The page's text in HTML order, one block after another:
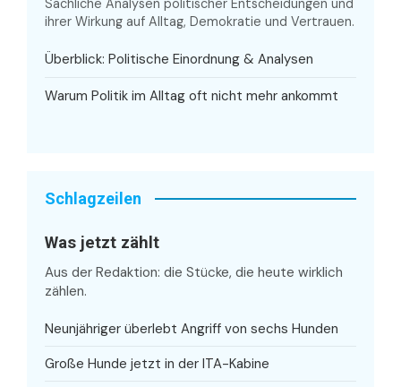
Sachliche Analysen politischer Entscheidungen und
ihrer Wirkung auf Alltag, Demokratie und Vertrauen.
Überblick: Politische Einordnung & Analysen
Warum Politik im Alltag oft nicht mehr ankommt
Schlagzeilen
Was jetzt zählt
Aus der Redaktion: die Stücke, die heute wirklich
zählen.
Neunjähriger überlebt Angriff von sechs Hunden
Große Hunde jetzt in der ITA-Kabine